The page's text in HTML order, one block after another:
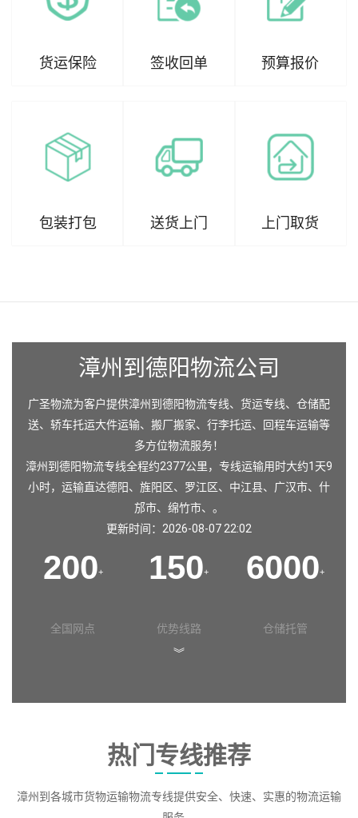
货运保险 签收回单 预算报价
包装打包 送货上门 上门取货
漳州到德阳物流公司
广圣物流为客户提供漳州到德阳物流专线、货运专线、仓储配
送、轿车托运大件运输、搬厂搬家、行李托运、回程车运输等
多方位物流服务！
漳州到德阳物流专线全程约2377公里，专线运输用时大约1天9
小时，运输直达德阳、 旌阳区、 罗江区、 中江县、 广汉市、 什
邡市、 绵竹市、。
更新时间：2026-08-07 22:02
200+
全国网点
150+
优势线路
6000+
仓储托管
︾
热门专线推荐
漳州到各城市货物运输物流专线提供安全、快速、实惠的物流运输